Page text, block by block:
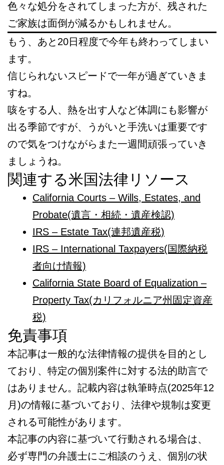
色々な処分をされてしまった方が、残された
ご家族は面倒が減るかもしれません。
もう、あと20日程度で今年も終わってしまい
ます。
信じられないスピードで一年が過ぎていきま
すね。
咳をする人、熱を出す人など体調にも影響が
出る季節ですが、うがいと手洗いは重要です
ので気をつけながらまた一週間頑張っていき
ましょうね。
関連する米国法律リソース
California Courts – Wills, Estates, and
Probate(遺言・相続・遺産検認)
IRS – Estate Tax(連邦遺産税)
IRS – International Taxpayers(国際納税
者向け情報)
California State Board of Equalization –
Property Tax(カリフォルニア州固定資産
税)
免責事項
本記事は一般的な法律情報の提供を目的とし
ており、特定の個別案件に対する法的助言で
はありません。記載内容は執筆時点(2025年12
月)の情報に基づいており、法律や規制は変更
される可能性があります。
本記事の内容に基づいて行動される場合は、
必ず専門の弁護士にご相談のうえ、個別の状